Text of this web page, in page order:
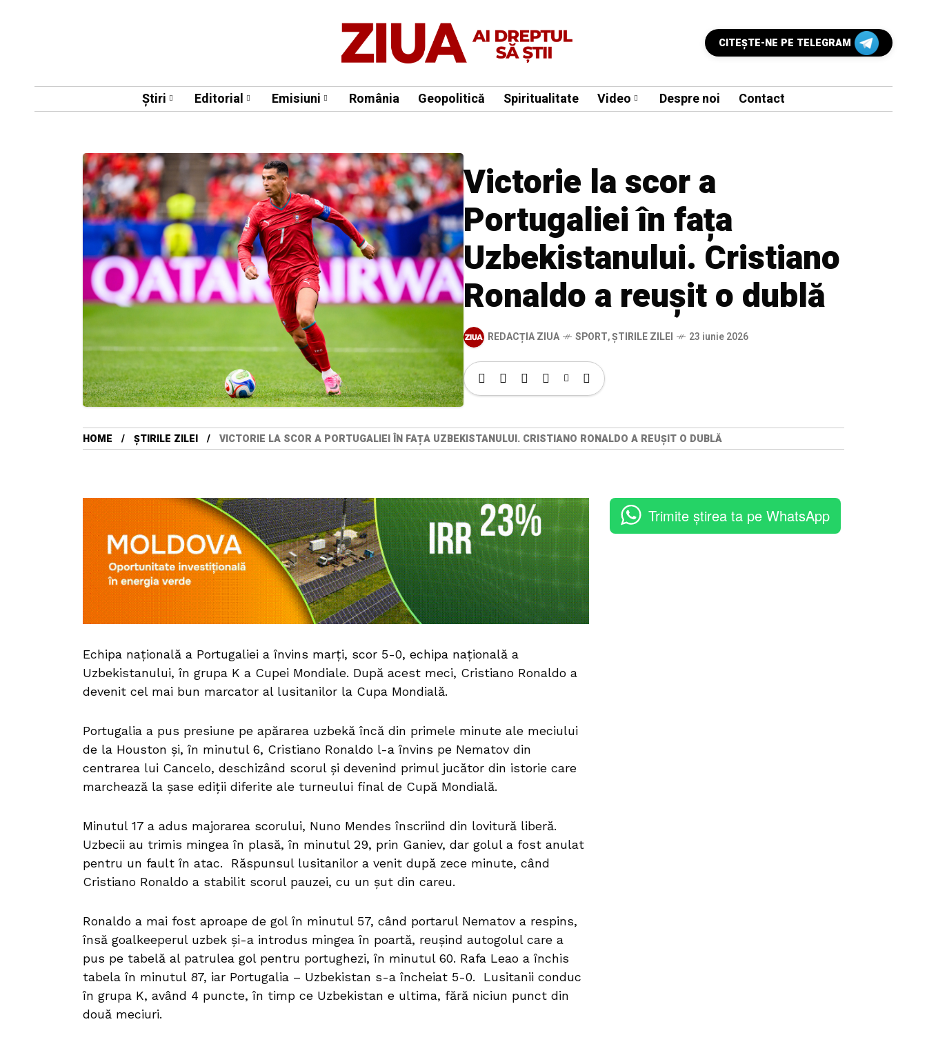
CITEŞTE-NE PE TELEGRAM
Știri Editorial Emisiuni România Geopolitică Spiritualitate Video Despre noi Contact
Victorie la scor a
Portugaliei în fața
Uzbekistanului. Cristiano
Ronaldo a reușit o dublă
REDACȚIA ZIUA SPORT,ȘTIRILE ZILEI 23 iunie 2026
HOME ȘTIRILE ZILEI VICTORIE LA SCOR A PORTUGALIEI ÎN FAȚA UZBEKISTANULUI. CRISTIANO RONALDO A REUȘIT O DUBLĂ
Echipa naţională a Portugaliei a învins marţi, scor 5-0, echipa naţională a
Uzbekistanului, în grupa K a Cupei Mondiale. După acest meci, Cristiano Ronaldo a
devenit cel mai bun marcator al lusitanilor la Cupa Mondială.
Portugalia a pus presiune pe apărarea uzbekă încă din primele minute ale meciului
de la Houston şi, în minutul 6, Cristiano Ronaldo l-a învins pe Nematov din
centrarea lui Cancelo, deschizând scorul şi devenind primul jucător din istorie care
marchează la şase ediţii diferite ale turneului final de Cupă Mondială.
Minutul 17 a adus majorarea scorului, Nuno Mendes înscriind din lovitură liberă.
Uzbecii au trimis mingea în plasă, în minutul 29, prin Ganiev, dar golul a fost anulat
pentru un fault în atac. Răspunsul lusitanilor a venit după zece minute, când
Cristiano Ronaldo a stabilit scorul pauzei, cu un şut din careu.
Ronaldo a mai fost aproape de gol în minutul 57, când portarul Nematov a respins,
însă goalkeeperul uzbek şi-a introdus mingea în poartă, reuşind autogolul care a
pus pe tabelă al patrulea gol pentru portughezi, în minutul 60. Rafa Leao a închis
tabela în minutul 87, iar Portugalia – Uzbekistan s-a încheiat 5-0. Lusitanii conduc
în grupa K, având 4 puncte, în timp ce Uzbekistan e ultima, fără niciun punct din
două meciuri.
Trimite știrea ta pe WhatsApp